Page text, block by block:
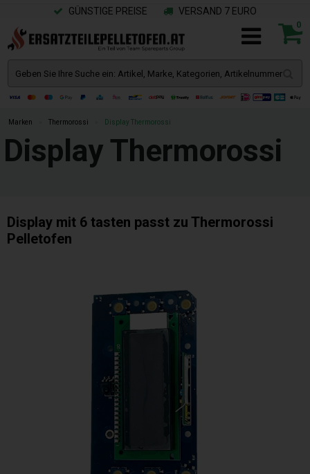
GÜNSTIGE PREISE VERSAND 7 EURO
0
Marken Thermorossi Display Thermorossi
Display Thermorossi
Display mit 6 tasten passt zu Thermorossi
Pelletofen